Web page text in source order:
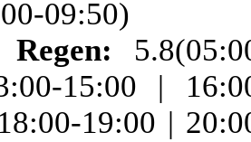
09:50)
15:00 |
19:00 |